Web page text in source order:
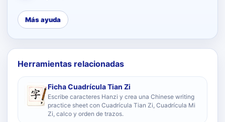
Más ayuda
Herramientas relacionadas
Ficha Cuadrícula Tian Zi
Escribe caracteres Hanzi y crea una Chinese writing
practice sheet con Cuadrícula Tian Zi, Cuadrícula Mi
Zi, calco y orden de trazos.